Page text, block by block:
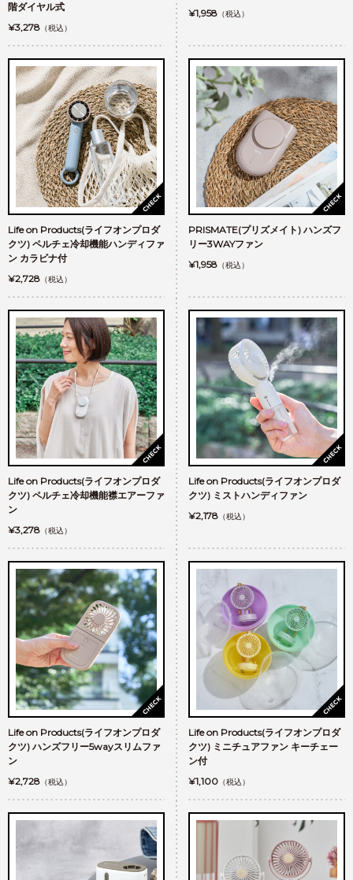
階ダイヤル式
¥3,278 （税込）
¥1,958 （税込）
Life on Products(ライフオンプロダ
クツ) ペルチェ冷却機能ハンディファ
ン カラビナ付
¥2,728 （税込）
PRISMATE(プリズメイト) ハンズフ
リー3WAYファン
¥1,958 （税込）
Life on Products(ライフオンプロダ
クツ) ペルチェ冷却機能襟エアーファ
ン
¥3,278 （税込）
Life on Products(ライフオンプロダ
クツ) ミストハンディファン
¥2,178 （税込）
Life on Products(ライフオンプロダ
クツ) ハンズフリー5wayスリムファ
ン
¥2,728 （税込）
Life on Products(ライフオンプロダ
クツ) ミニチュアファン キーチェー
ン付
¥1,100 （税込）